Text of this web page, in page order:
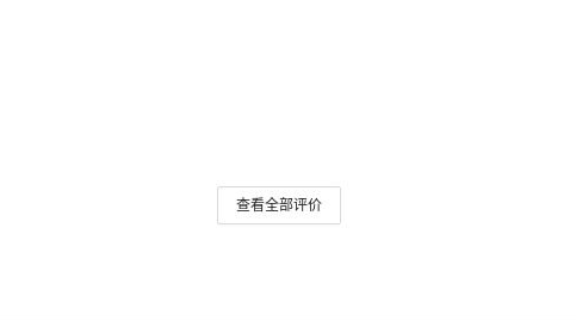
查看全部评价